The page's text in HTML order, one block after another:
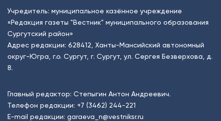
Учредитель: муниципальное казённое учреждение
«Редакция газеты "Вестник" муниципального образования
Сургутский район»
Адрес редакции: 628412, Ханты-Мансийский автономный
округ-Югра, г.о. Сургут, г. Сургут, ул. Сергея Безверхова, д.
8.
Главный редактор: Степыгин Антон Андреевич.
Телефон редакции: +7 (3462) 244-221
E-mail редакции: garaeva_n@vestniksr.ru